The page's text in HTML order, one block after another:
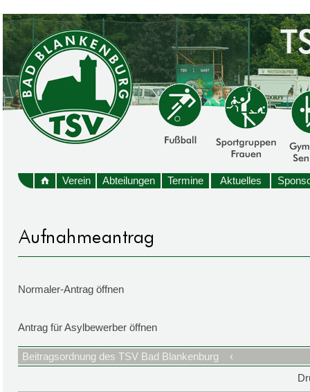
Verein Abteilungen Termine Aktuelles
Normaler-Antrag öffnen
Antrag für Asylbewerber öffnen
Beitragsordnung des TSV Bad Blankenburg
‹